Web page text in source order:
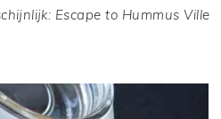
Escape to Hummus Ville